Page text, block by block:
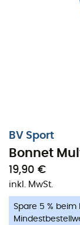
BV Sport
Bonnet
19,90 €
inkl. MwSt.
Spare 5 % beim